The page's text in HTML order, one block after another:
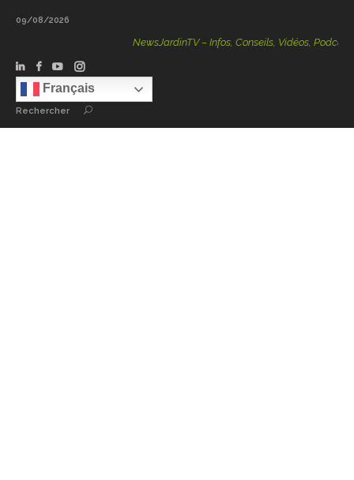
09/08/2026
NewsJardinTV – Infos, Conseils, Vidéos, Podcasts – 100
Français
Rechercher